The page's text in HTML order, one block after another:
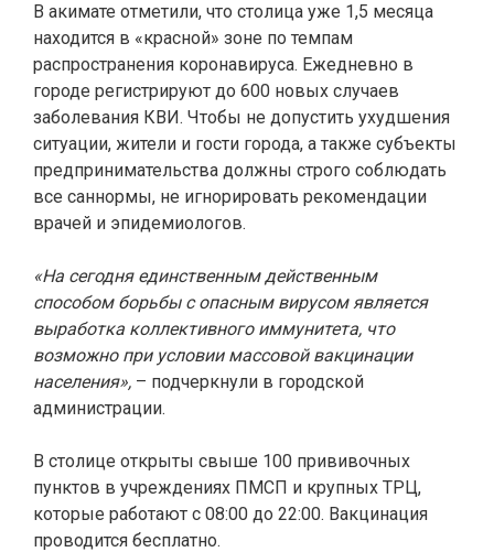
В акимате отметили, что столица уже 1,5 месяца
находится в «красной» зоне по темпам
распространения коронавируса. Ежедневно в
городе регистрируют до 600 новых случаев
заболевания КВИ. Чтобы не допустить ухудшения
ситуации, жители и гости города, а также субъекты
предпринимательства должны строго соблюдать
все саннормы, не игнорировать рекомендации
врачей и эпидемиологов.
«На сегодня единственным действенным
способом борьбы с опасным вирусом является
выработка коллективного иммунитета, что
возможно при условии массовой вакцинации
населения», – подчеркнули в городской
администрации.
В столице открыты свыше 100 прививочных
пунктов в учреждениях ПМСП и крупных ТРЦ,
которые работают с 08:00 до 22:00. Вакцинация
проводится бесплатно.